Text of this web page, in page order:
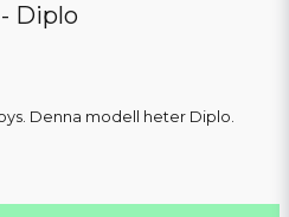
Diplo
Denna modell heter Diplo.